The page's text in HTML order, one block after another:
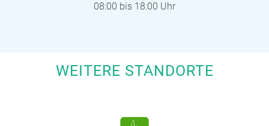
08:00 bis 18:00 Uhr
WEITERE STANDORTE